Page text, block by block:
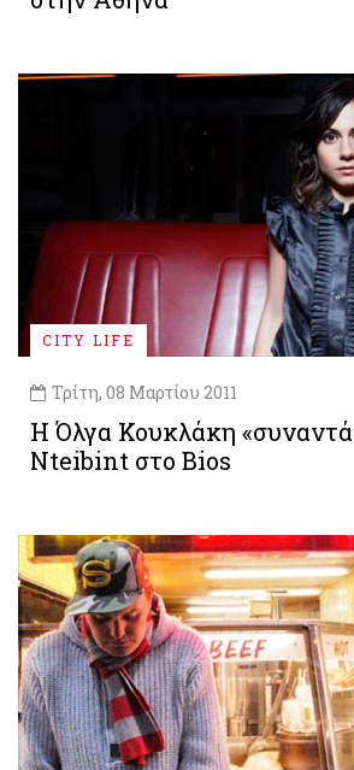
CITY LIFE
Τρίτη, 08 Μαρτίου 2011
Η Όλγα Κουκλάκη
Nteibint στο Bios